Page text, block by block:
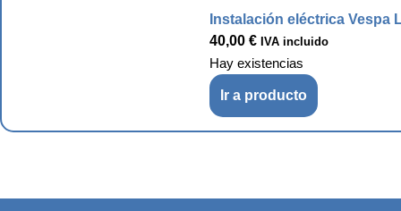
Instalación eléctrica Vespa
40,00 € IVA incluido
Hay existencias
Ir a producto